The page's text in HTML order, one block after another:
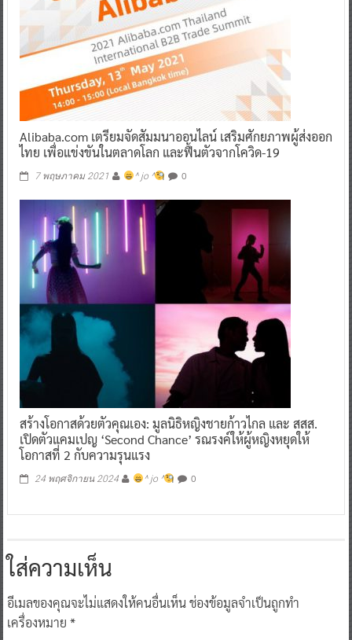
Alibaba.com เตรียมจัดสัมมนาออนไลน์ เสริมศักยภาพผู้ส่งออก
ไทย เพื่อแข่งขันในตลาดโลก และฟื้นตัวจากโควิด-19
7 พฤษภาคม 2021 ^ jo ^ 0
สร้างโอกาสด้วยตัวคุณเอง: มูลนิธิหญิงชายก้าวไกล และ สสส.
เปิดตัวแคมเปญ ‘Second Chance’ รณรงค์ให้ผู้หญิงหยุดให้
โอกาสที่ 2 กับความรุนแรง
24 พฤศจิกายน 2024 ^ jo ^ 0
ใส่ความเห็น
อีเมลของคุณจะไม่แสดงให้คนอื่นเห็นช่องข้อมูลจำเป็นถูกทำ
เครื่องหมาย *